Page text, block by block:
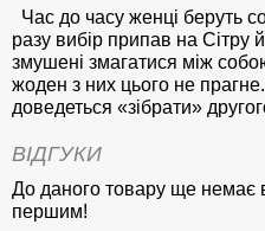
Час до часу женці беруть
разу вибір припав на Сітру
змушені змагатися між
жоден з них цього не
доведеться «зібрати»
ВІДГУКИ
До даного товару ще немає
першим!